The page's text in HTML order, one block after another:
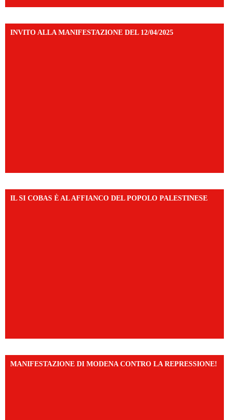
INVITO ALLA MANIFESTAZIONE DEL 12/04/2025
IL SI COBAS È AL AFFIANCO DEL POPOLO PALESTINESE
MANIFESTAZIONE DI MODENA CONTRO LA REPRESSIONE!